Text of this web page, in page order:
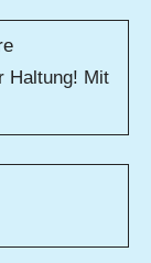
Haltung! Mit